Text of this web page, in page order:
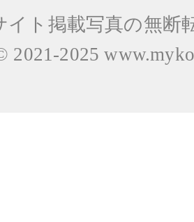
ト掲載写真の無断
2021-2025